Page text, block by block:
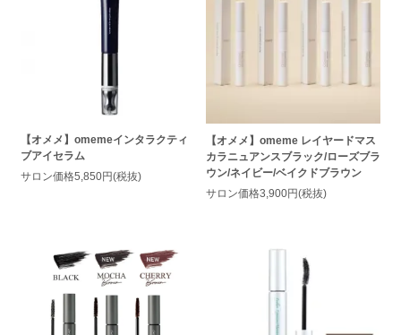
【オメメ】omemeインタラクティ
ブアイセラム
サロン価格5,850円(税抜)
【オメメ】omeme レイヤードマス
カラニュアンスブラック/ローズブラ
ウン/ネイビー/ベイクドブラウン
サロン価格3,900円(税抜)